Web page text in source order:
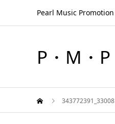
Pearl Music Promotion
P・M・P